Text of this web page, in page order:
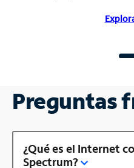
Preguntas
¿Qué es el Internet
Spectrum?